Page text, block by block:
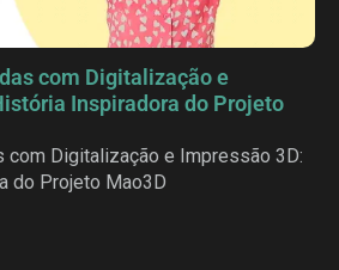
com Digitalização e
Inspiradora do Projeto
com Digitalização e Impressão 3D:
do Projeto Mao3D